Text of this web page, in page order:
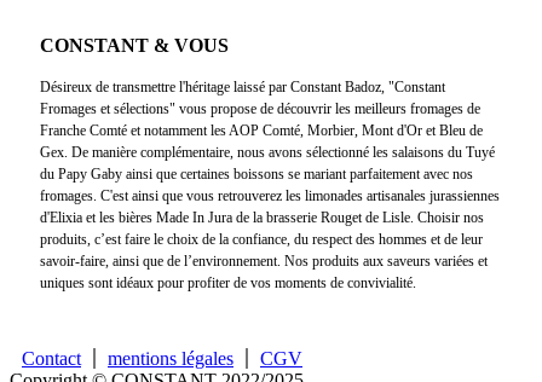
CONSTANT & VOUS
Désireux de transmettre l'héritage laissé par Constant Badoz, "Constant
Fromages et sélections" vous propose de découvrir les meilleurs fromages de
Franche Comté et notamment les AOP Comté, Morbier, Mont d'Or et Bleu de
Gex. De manière complémentaire, nous avons sélectionné les salaisons du Tuyé
du Papy Gaby ainsi que certaines boissons se mariant parfaitement avec nos
fromages. C'est ainsi que vous retrouverez les limonades artisanales jurassiennes
d'Elixia et les bières Made In Jura de la brasserie Rouget de Lisle. Choisir nos
produits, c’est faire le choix de la confiance, du respect des hommes et de leur
savoir-faire, ainsi que de l’environnement. Nos produits aux saveurs variées et
uniques sont idéaux pour profiter de vos moments de convivialité.
Contact mentions légales
CGV